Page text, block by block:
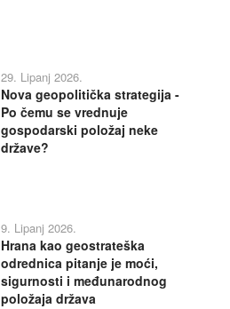
29. Lipanj 2026.
Nova geopolitička strategija -
Po čemu se vrednuje
gospodarski položaj neke
države?
9. Lipanj 2026.
Hrana kao geostrateška
odrednica pitanje je moći,
sigurnosti i međunarodnog
položaja država